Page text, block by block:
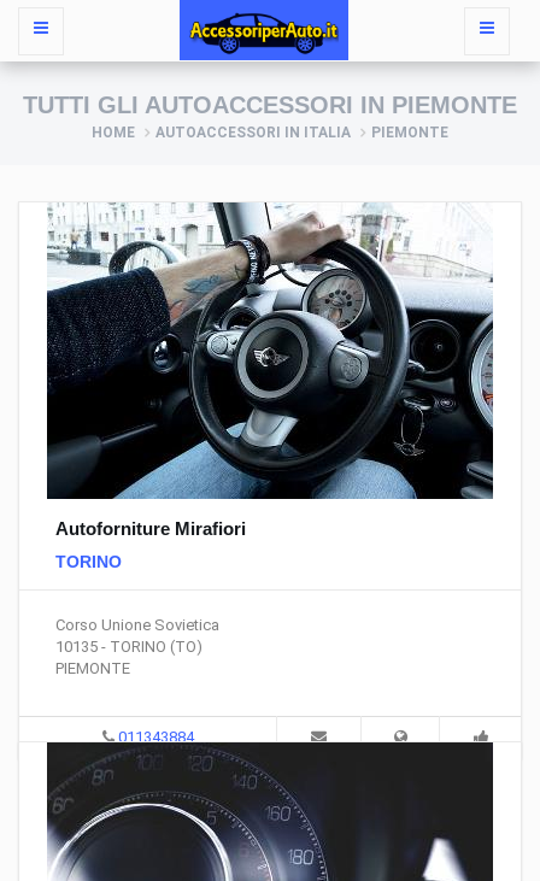
TUTTI GLI AUTOACCESSORI IN PIEMONTE
HOME AUTOACCESSORI IN ITALIA PIEMONTE
Autoforniture Mirafiori
TORINO
Corso Unione Sovietica
10135 - TORINO (TO)
PIEMONTE
011343884